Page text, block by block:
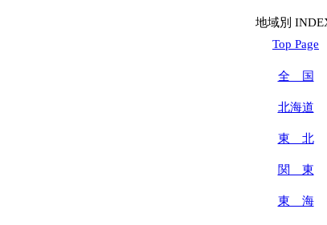
地域別
Top Page
全 国
北海道
東 北
関 東
東 海